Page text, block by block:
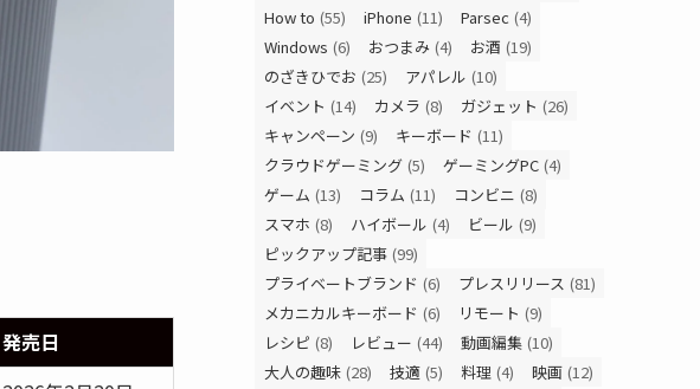
発売日
How to (55) iPhone (11) Parsec (4)
Windows (6) おつまみ (4) お酒 (19)
のざきひでお (25) アパレル (10)
イベント (14) カメラ (8) ガジェット (26)
キャンペーン (9) キーボード (11)
クラウドゲーミング (5) ゲーミングPC (4)
ゲーム (13) コラム (11) コンビニ (8)
スマホ (8) ハイボール (4) ビール (9)
ピックアップ記事 (99)
プライベートブランド (6) プレスリリース (81)
メカニカルキーボード (6) リモート (9)
レシピ (8) レビュー (44) 動画編集 (10)
大人の趣味 (28) 技適 (5) 料理 (4) 映画 (12)